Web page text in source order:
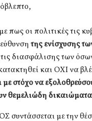
πως οι πολιτικές τις
της ενίσχυσης
διασφάλισης των
και ΟΧΙ να
με στόχο να
θεμελιώδη
συντάσσεται με την